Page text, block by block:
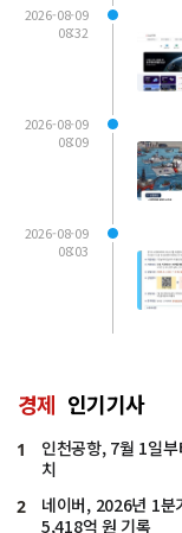
2026-08-09
08:32
2026-08-09
08:09
2026-08-09
08:03
경제 인기기사
1
인천공항, 7월 1일
치
2
네이버, 2026년 1분
5,418억 원 기록